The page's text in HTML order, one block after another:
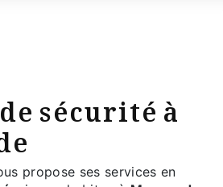
propose ses services en